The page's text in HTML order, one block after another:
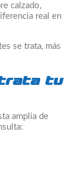
calzado,
real en
se trata, más
trata tu
amplia de